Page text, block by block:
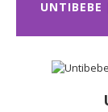
UNTIBEBE